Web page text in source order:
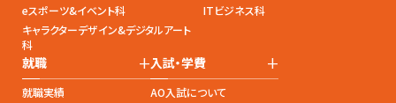
eスポーツ&イベント科
ITビジネス科
キャラクターデザイン&デジタルアート
科
就職 +
就職実績
入試・学費 +
AO入試について